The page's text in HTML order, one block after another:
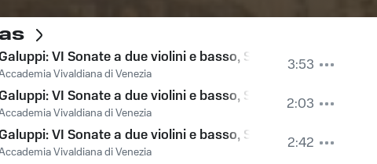
VI Sonate a due violini e basso, Sonata No. 2 in F: III.
Vivaldiana di Venezia
3:53
VI Sonate a due violini e basso, Sonata No. 3 in D: I.
Vivaldiana di Venezia
2:03
VI Sonate a due violini e basso, Sonata No. 3 in D: II.
Vivaldiana di Venezia
2:42